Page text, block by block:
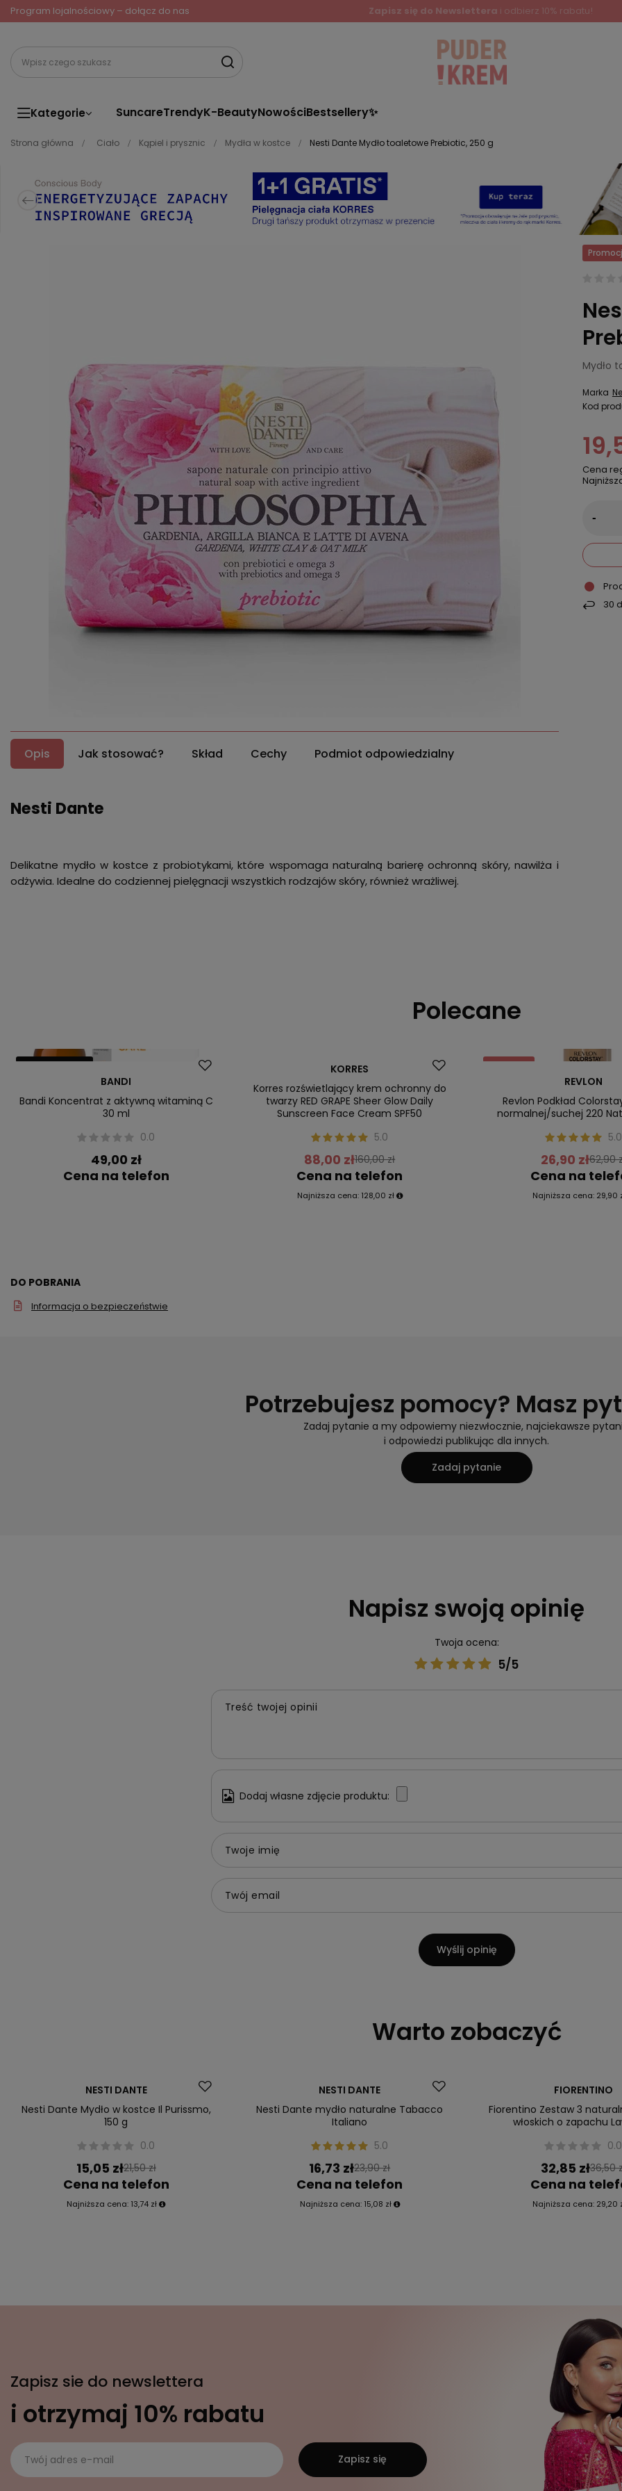
Program lojalnościowy – dołącz do nas Zapisz się do Newslettera i odbierz 10% rabatu!
Kategorie SuncareTrendyK-BeautyNowościBestsellery✨
Strona główna Ciało Kąpiel i prysznic Mydła w kostce Nesti Dante Mydło toaletowe Prebiotic, 250 g
Opis Jak stosować? Skład Cechy Podmiot odpowiedzialny
Nesti Dante
Delikatne mydło w kostce z probiotykami, które wspomaga naturalną barierę ochronną skóry, nawilża i
odżywia. Idealne do codziennej pielęgnacji wszystkich rodzajów skóry, również wrażliwej.
Mydło
Marka
Kod
Cena
-
30
Polecane
Nasz bestseller
BANDI
Bandi Koncentrat z aktywną witaminą C
30 ml
0.0
49,00 zł
Cena na telefon
KORRES
Korres rozświetlający krem ochronny do
twarzy RED GRAPE Sheer Glow Daily
Sunscreen Face Cream SPF50
5.0
88,00 zł160,00 zł
Cena na telefon
Najniższa cena: 128,00 zł
Promocja
REVLON
Revlon Podkład
normalnej/suchej 220
5.0
26,90 zł62,90
Cena na
Najniższa cena: 29,90
DO POBRANIA
Informacja o bezpieczeństwie
Potrzebujesz pomocy? Masz
Zadaj pytanie a my odpowiemy niezwłocznie, najciekawsze
i odpowiedzi publikując dla innych.
Zadaj pytanie
Napisz swoją opinię
Twoja ocena:
5/5
Treść twojej opinii
Dodaj własne zdjęcie produktu:
Twoje imię
Twój email
Wyślij opinię
Warto zobaczyć
NESTI DANTE
Nesti Dante Mydło w kostce Il Purissmo,
150 g
0.0
15,05 zł21,50 zł
Cena na telefon
Najniższa cena: 13,74 zł
NESTI DANTE
Nesti Dante mydło naturalne Tabacco
Italiano
5.0
16,73 zł23,90 zł
Cena na telefon
Najniższa cena: 15,08 zł
FIORENTINO
Fiorentino Zestaw 3
włoskich o zapachu
0.0
32,85 zł36,50
Cena na
Najniższa cena: 29,20
Zapisz sie do newslettera
i otrzymaj 10% rabatu
Twój adres e-mail Zapisz się